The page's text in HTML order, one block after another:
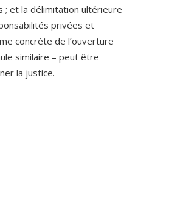
; et la délimitation ultérieure
privées et
concrète de l’ouverture
similaire – peut être
la justice.